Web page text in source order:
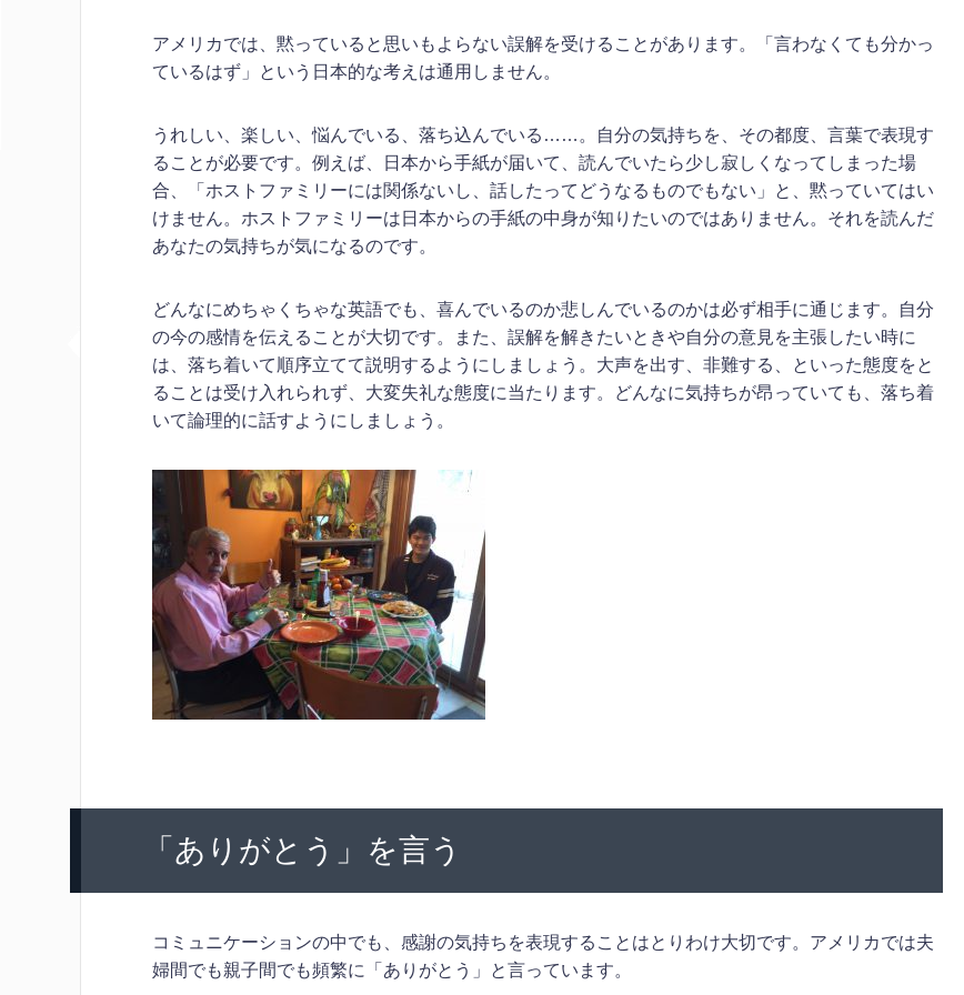
アメリカでは、黙っていると思いもよらない誤解を受けることがあります。「言わなくても分かっ
ているはず」という日本的な考えは通用しません。
うれしい、楽しい、悩んでいる、落ち込んでいる……。自分の気持ちを、その都度、言葉で表現す
ることが必要です。例えば、日本から手紙が届いて、読んでいたら少し寂しくなってしまった場
合、「ホストファミリーには関係ないし、話したってどうなるものでもない」と、黙っていてはい
けません。ホストファミリーは日本からの手紙の中身が知りたいのではありません。それを読んだ
あなたの気持ちが気になるのです。
どんなにめちゃくちゃな英語でも、喜んでいるのか悲しんでいるのかは必ず相手に通じます。自分
の今の感情を伝えることが大切です。また、誤解を解きたいときや自分の意見を主張したい時に
は、落ち着いて順序立てて説明するようにしましょう。大声を出す、非難する、といった態度をと
ることは受け入れられず、大変失礼な態度に当たります。どんなに気持ちが昂っていても、落ち着
いて論理的に話すようにしましょう。
「ありがとう」を言う
コミュニケーションの中でも、感謝の気持ちを表現することはとりわけ大切です。アメリカでは夫
婦間でも親子間でも頻繁に「ありがとう」と言っています。